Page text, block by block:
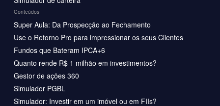
Conteúdos
Super Aula: Da Prospecção ao Fechamento
Use o Retorno Pro para impressionar os seus Clientes
Fundos que Bateram IPCA+6
Quanto rende R$ 1 milhão em investimentos?
Gestor de ações 360
Simulador PGBL
Simulador: Investir em um imóvel ou em FIIs?